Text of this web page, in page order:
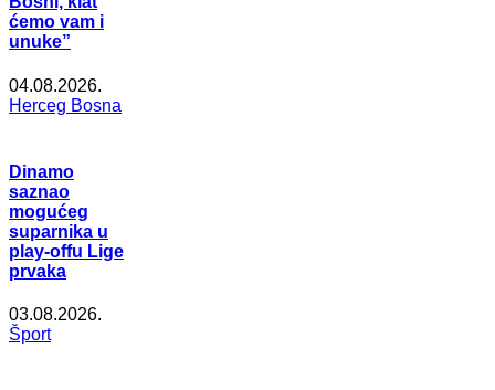
ćemo vam i
unuke”
04.08.2026.
Herceg Bosna
Dinamo
saznao
mogućeg
suparnika u
play-offu Lige
prvaka
03.08.2026.
Šport